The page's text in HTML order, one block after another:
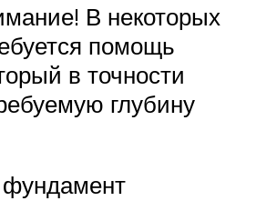
В некоторых
помощь
в точности
глубину